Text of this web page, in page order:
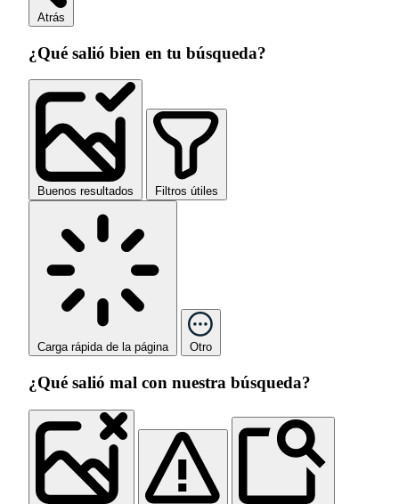
Atrás
¿Qué salió bien en tu búsqueda?
Buenos resultados Filtros útiles
Carga rápida de la página Otro
¿Qué salió mal con nuestra búsqueda?